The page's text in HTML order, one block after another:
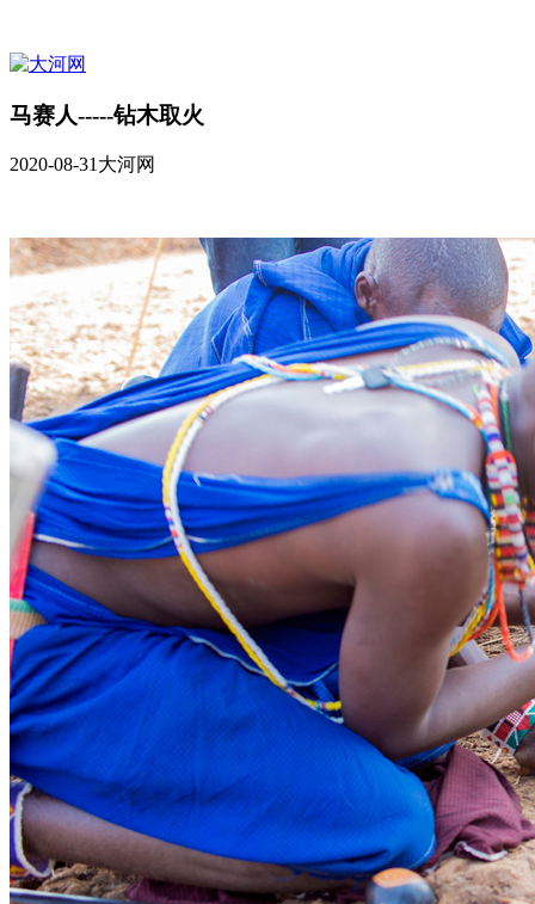
马赛人-----钻木取火
2020-08-31大河网